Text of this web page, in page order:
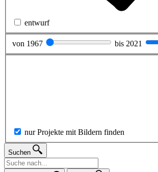
entwurf
von 1967 bis 2021
nur Projekte mit Bildern finden
Suchen